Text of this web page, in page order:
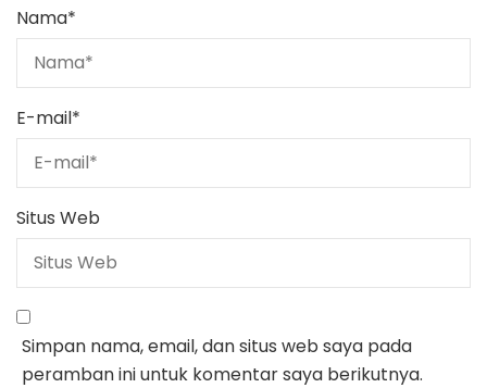
Nama*
E-mail*
Situs Web
Simpan nama, email, dan situs web saya pada
peramban ini untuk komentar saya berikutnya.